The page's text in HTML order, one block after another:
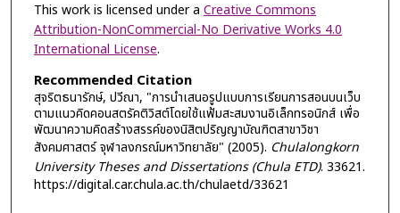
This work is licensed under a Creative Commons
Attribution-NonCommercial-No Derivative Works 4.0
International License.
Recommended Citation
สุจริตธนารักษ์, ปวีณา, "การนำเสนอรูปแบบการเรียนการสอนบนเว็บ
ตามแนวคิดคอนสตรัคติวิสต์โดยใช้แฟ้มสะสมงานอิเล็กทรอนิกส์ เพื่อ
พัฒนาความคิดสร้างสรรค์ของนิสิตปริญญาบัณฑิตสาขาวิชา
สังคมศาสตร์ จุฬาลงกรณ์มหาวิทยาลัย" (2005). Chulalongkorn
University Theses and Dissertations (Chula ETD). 33621.
https://digital.car.chula.ac.th/chulaetd/33621